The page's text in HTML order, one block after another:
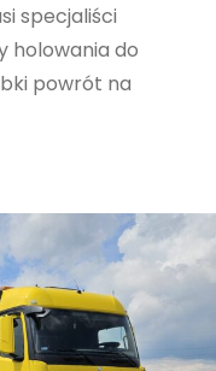
specjaliści
holowania do
powrót na